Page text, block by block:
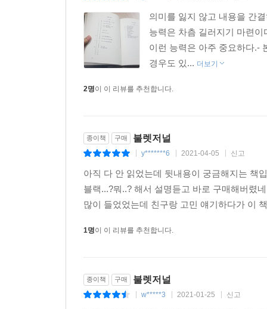
의미를 잃지 않고 내용을 간
능력은 차츰 길러지기 마련
이런 능력은 아주 중요하다.-
경우도 있... 더보기
2명이 이 리뷰를 추천합니다.
종이책 구매 불렛저널
y*******6 2021-04-05 신고
아직 다 안 읽었는데 뒷내용이 궁금해지는 책
블랙...?뭐..? 해서 설명듣고 바로 구매해버렸
많이 들었었는데 친구랑 고민 얘기하다가 이
1명이 이 리뷰를 추천합니다.
종이책 구매 불렛저널
w*****3 2021-01-25 신고